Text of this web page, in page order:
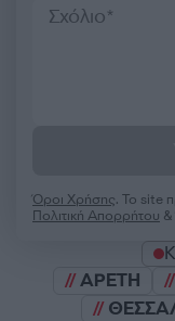
Όροι Χρήσης. Το site
Πολιτική Απορρήτου &
ΑΡΕΤΗ